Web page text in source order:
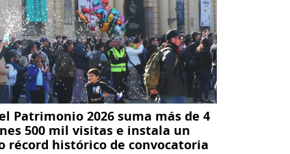
Patrimonio 2026 suma más de 4
500 mil visitas e instala un
récord histórico de convocatoria